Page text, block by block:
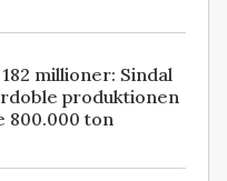
millioner: Sindal
produktionen
800.000 ton